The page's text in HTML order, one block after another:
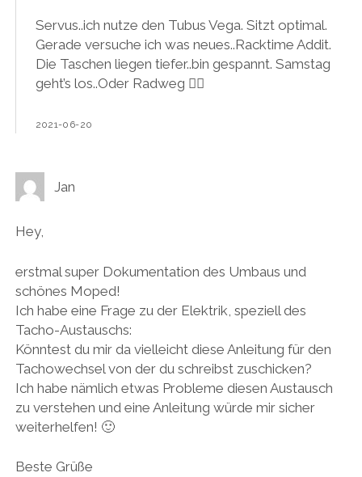
Servus..ich nutze den Tubus Vega. Sitzt optimal.
Gerade versuche ich was neues..Racktime Addit.
Die Taschen liegen tiefer..bin gespannt. Samstag
geht’s los..Oder Radweg 🚴‍♀️
2021-06-20
Jan
Hey,
erstmal super Dokumentation des Umbaus und
schönes Moped!
Ich habe eine Frage zu der Elektrik, speziell des
Tacho-Austauschs:
Könntest du mir da vielleicht diese Anleitung für den
Tachowechsel von der du schreibst zuschicken?
Ich habe nämlich etwas Probleme diesen Austausch
zu verstehen und eine Anleitung würde mir sicher
weiterhelfen! 🙂
Beste Grüße